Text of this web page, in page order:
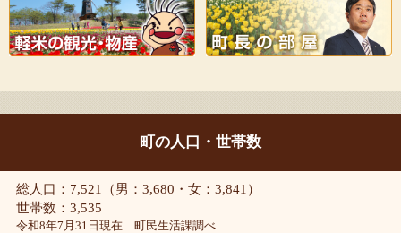
町の人口・世帯数
総人口：7,521（男：3,680・女：3,841）
世帯数：3,535
令和8年7月31日現在 町民生活課調べ